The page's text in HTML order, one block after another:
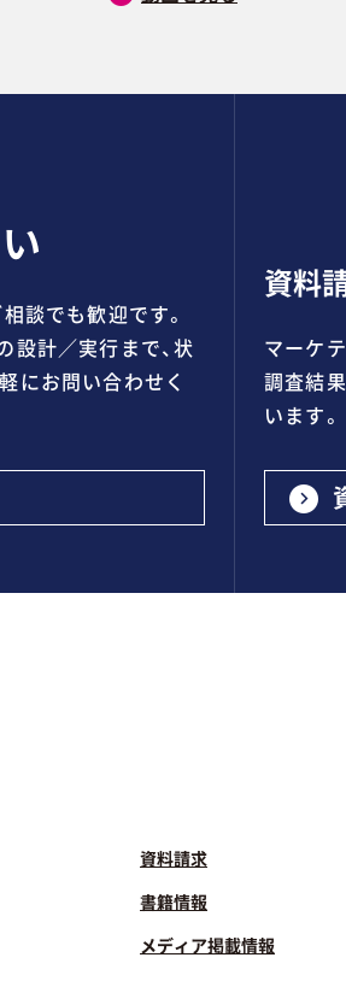
談でも歓迎です。
設計／実行まで、状
にお問い合わせく
資料
マーケ
調査結
います。
資料請求
書籍情報
メディア掲載情報